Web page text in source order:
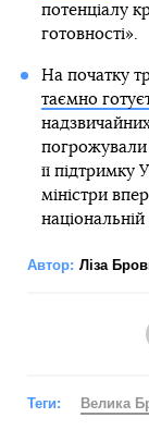
потенціалу
готовності».
На початку
таємно
погрожували
її підтримку
міністри
національній
Автор: Ліза
Теги: Велика